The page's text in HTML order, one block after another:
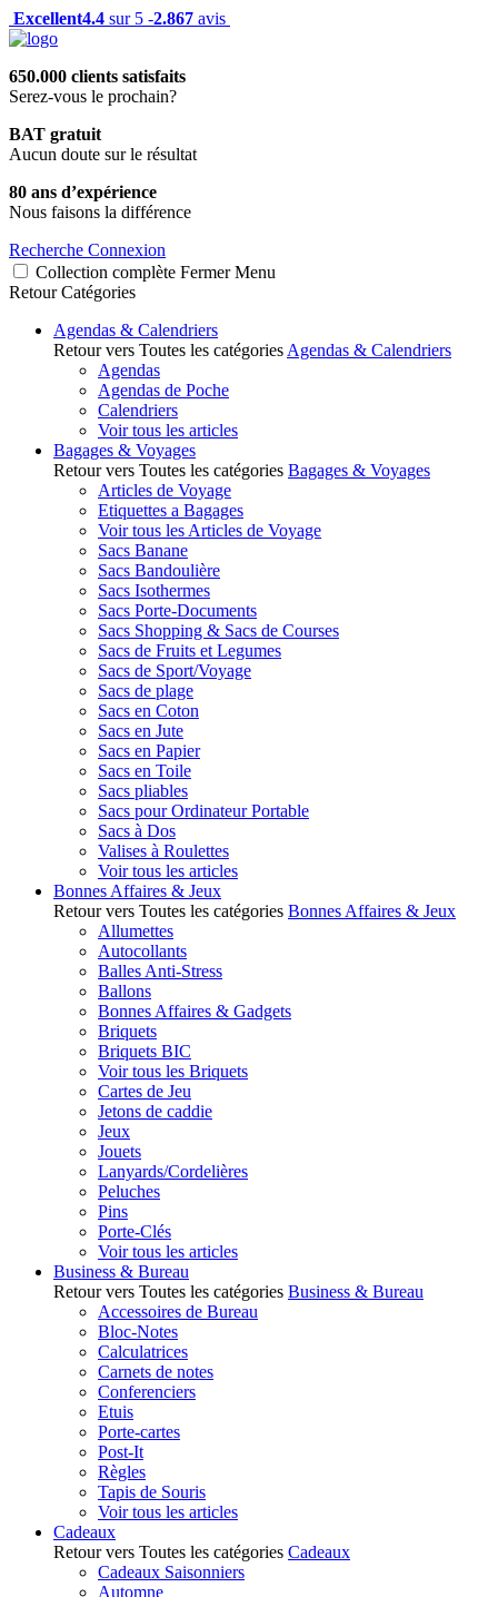
Excellent4.4 sur 5 -2.867 avis
650.000 clients satisfaits
Serez-vous le prochain?
BAT gratuit
Aucun doute sur le résultat
80 ans d’expérience
Nous faisons la différence
Recherche Connexion
Collection complète Fermer Menu
Retour Catégories
Agendas & Calendriers
Retour vers Toutes les catégories Agendas & Calendriers
Agendas
Agendas de Poche
Calendriers
Voir tous les articles
Bagages & Voyages
Retour vers Toutes les catégories Bagages & Voyages
Articles de Voyage
Etiquettes a Bagages
Voir tous les Articles de Voyage
Sacs Banane
Sacs Bandoulière
Sacs Isothermes
Sacs Porte-Documents
Sacs Shopping & Sacs de Courses
Sacs de Fruits et Legumes
Sacs de Sport/Voyage
Sacs de plage
Sacs en Coton
Sacs en Jute
Sacs en Papier
Sacs en Toile
Sacs pliables
Sacs pour Ordinateur Portable
Sacs à Dos
Valises à Roulettes
Voir tous les articles
Bonnes Affaires & Jeux
Retour vers Toutes les catégories Bonnes Affaires & Jeux
Allumettes
Autocollants
Balles Anti-Stress
Ballons
Bonnes Affaires & Gadgets
Briquets
Briquets BIC
Voir tous les Briquets
Cartes de Jeu
Jetons de caddie
Jeux
Jouets
Lanyards/Cordelières
Peluches
Pins
Porte-Clés
Voir tous les articles
Business & Bureau
Retour vers Toutes les catégories Business & Bureau
Accessoires de Bureau
Bloc-Notes
Calculatrices
Carnets de notes
Conferenciers
Etuis
Porte-cartes
Post-It
Règles
Tapis de Souris
Voir tous les articles
Cadeaux
Retour vers Toutes les catégories Cadeaux
Cadeaux Saisonniers
Automne